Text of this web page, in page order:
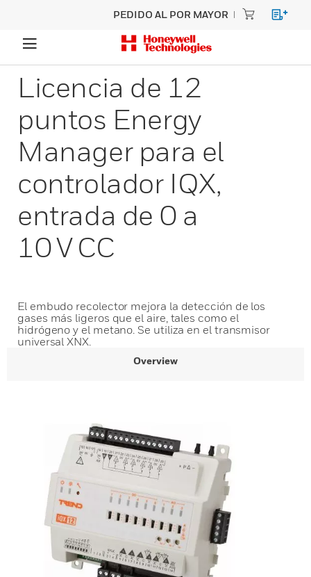
PEDIDO AL POR MAYOR
Licencia de 12
puntos Energy
Manager para el
controlador IQX,
entrada de 0 a
10 V CC
El embudo recolector mejora la detección de los
gases más ligeros que el aire, tales como el
hidrógeno y el metano. Se utiliza en el transmisor
universal XNX.
Overview